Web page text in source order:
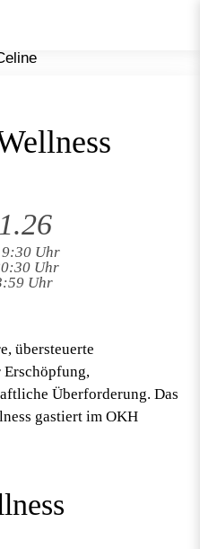
Uhr
Uhr
Uhr
übersteuerte
Erschöpfung,
Überforderung. Das
gastiert im OKH